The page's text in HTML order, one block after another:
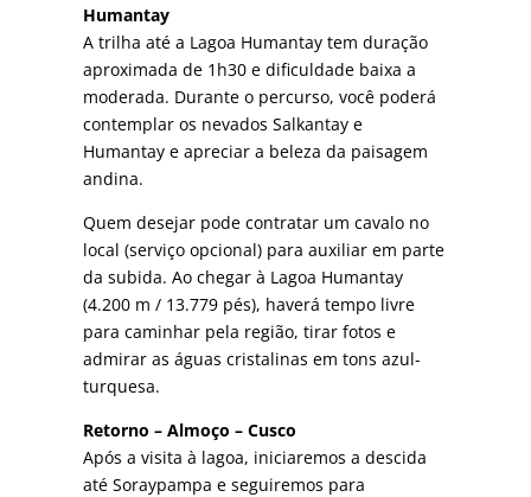
Humantay
A trilha até a Lagoa Humantay tem duração
aproximada de 1h30 e dificuldade baixa a
moderada. Durante o percurso, você poderá
contemplar os nevados Salkantay e
Humantay e apreciar a beleza da paisagem
andina.
Quem desejar pode contratar um cavalo no
local (serviço opcional) para auxiliar em parte
da subida. Ao chegar à Lagoa Humantay
(4.200 m / 13.779 pés), haverá tempo livre
para caminhar pela região, tirar fotos e
admirar as águas cristalinas em tons azul-
turquesa.
Retorno – Almoço – Cusco
Após a visita à lagoa, iniciaremos a descida
até Soraypampa e seguiremos para